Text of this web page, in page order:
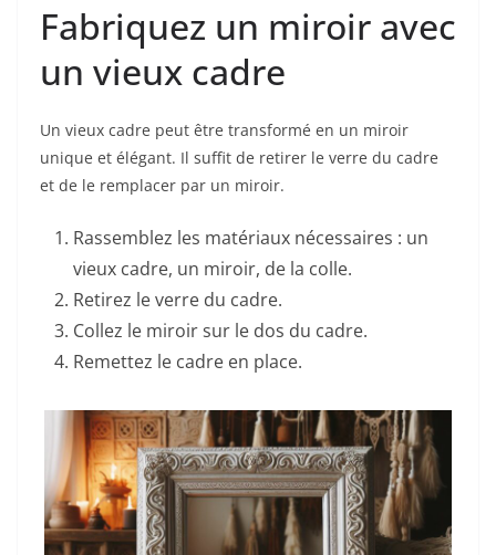
Fabriquez un miroir avec
un vieux cadre
Un vieux cadre peut être transformé en un miroir
unique et élégant. Il suffit de retirer le verre du cadre
et de le remplacer par un miroir.
Rassemblez les matériaux nécessaires : un
vieux cadre, un miroir, de la colle.
Retirez le verre du cadre.
Collez le miroir sur le dos du cadre.
Remettez le cadre en place.